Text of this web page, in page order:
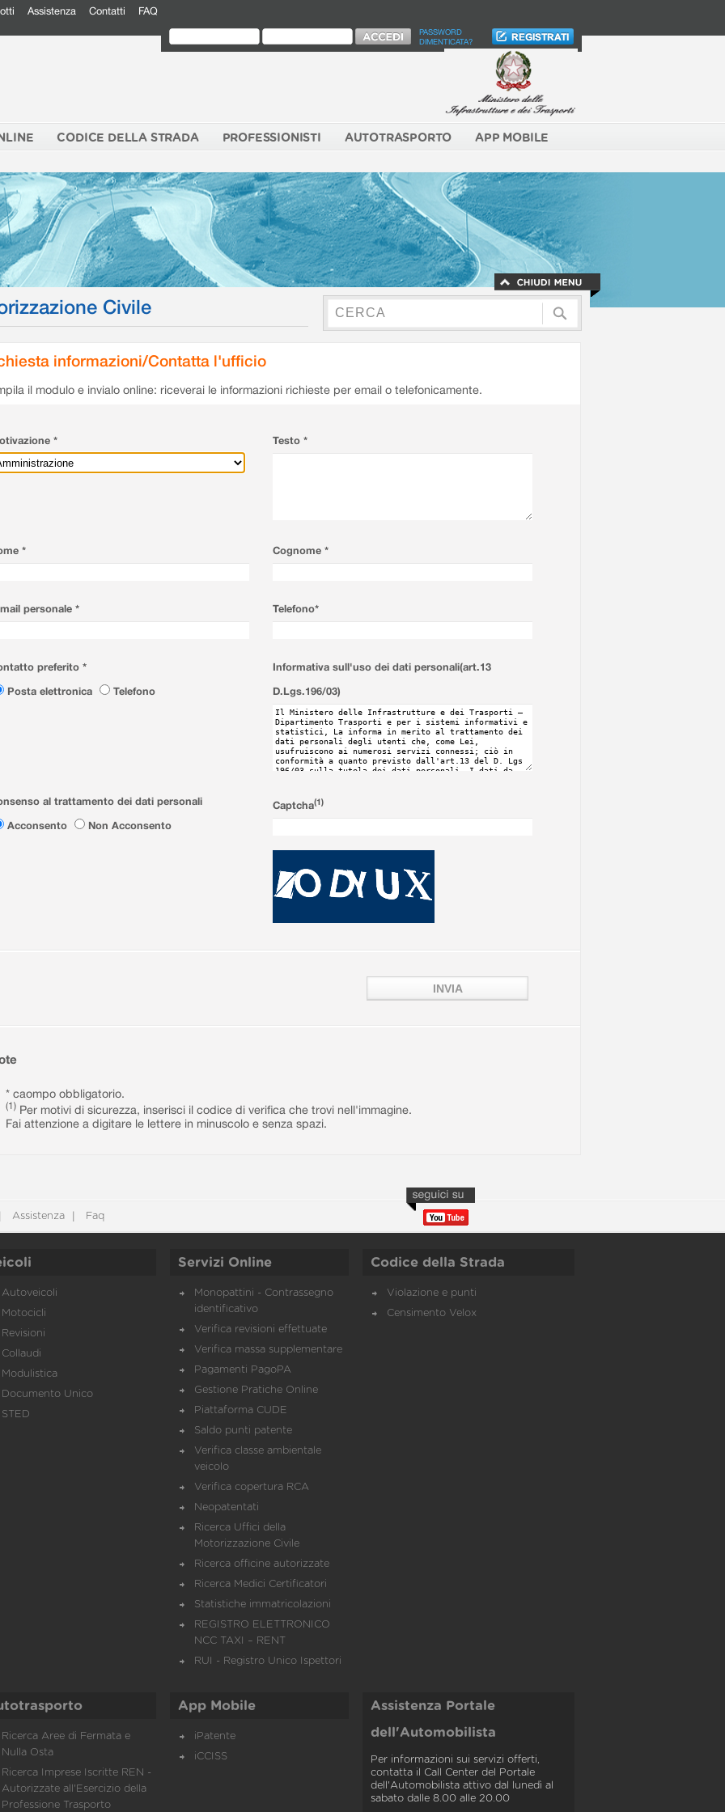
Assistenza Contatti FAQ
PASSWORD
DIMENTICATA?
CODICE DELLA STRADA PROFESSIONISTI AUTOTRASPORTO APP MOBILE
Civile
informazioni/Contatta l'ufficio
il modulo e invialo online: riceverai le informazioni richieste per email o telefonicamente.
* Testo *
* Cognome *
personale * Telefono*
preferito *
Posta elettronica
Telefono
Informativa sull'uso dei dati personali(art.13
D.Lgs.196/03)
al trattamento dei dati personali
Acconsento
Non Acconsento
Captcha(1)
* caompo obbligatorio.
(1) Per motivi di sicurezza, inserisci il codice di verifica che trovi nell'immagine.
Fai attenzione a digitare le lettere in minuscolo e senza spazi.
Assistenza Faq
Autoveicoli
Motocicli
Revisioni
Collaudi
Modulistica
Documento Unico
STED
Servizi Online
Monopattini - Contrassegno
identificativo
Verifica revisioni effettuate
Verifica massa supplementare
Pagamenti PagoPA
Gestione Pratiche Online
Piattaforma CUDE
Saldo punti patente
Verifica classe ambientale
veicolo
Verifica copertura RCA
Neopatentati
Ricerca Uffici della
Motorizzazione Civile
Ricerca officine autorizzate
Ricerca Medici Certificatori
Statistiche immatricolazioni
REGISTRO ELETTRONICO
NCC TAXI – RENT
RUI - Registro Unico Ispettori
Codice della Strada
Violazione e punti
Censimento Velox
Ricerca Aree di Fermata e
Nulla Osta
Ricerca Imprese Iscritte REN -
Autorizzate all'Esercizio della
Professione Trasporto
App Mobile
iPatente
iCCISS
Assistenza Portale
dell'Automobilista
Per informazioni sui servizi offerti,
contatta il Call Center del Portale
dell'Automobilista attivo dal lunedì al
sabato dalle 8.00 alle 20.00